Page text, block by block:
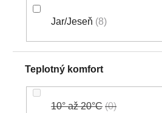
Jar/Jeseň 8
Teplotný komfort
10° až 20°C 0